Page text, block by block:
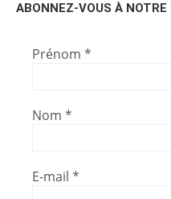
ABONNEZ-VOUS À
Prénom *
Nom *
E-mail *